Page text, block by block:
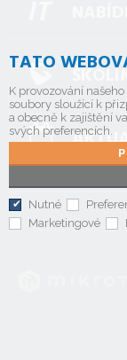
TATO
K provozování
soubory sloužící k
a obecně k zajištění
svých preferencích.
Nutné
Marketingové